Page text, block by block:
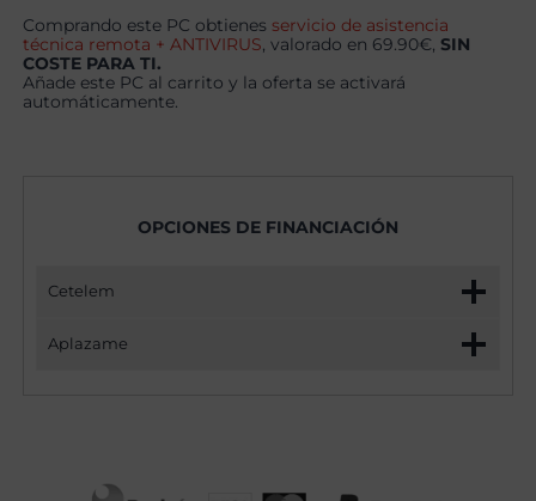
Comprando este PC obtienes servicio de asistencia
técnica remota + ANTIVIRUS, valorado en 69.90€,SIN
COSTE PARA TI.
Añade este PC al carrito y la oferta se activará
automáticamente.
OPCIONES DE FINANCIACIÓN
Cetelem
Aplazame